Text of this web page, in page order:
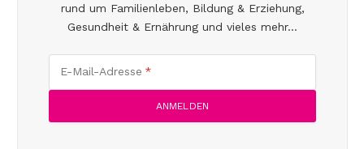
rund um Familienleben, Bildung & Erziehung,
Gesundheit & Ernährung und vieles mehr...
E-Mail-Adresse